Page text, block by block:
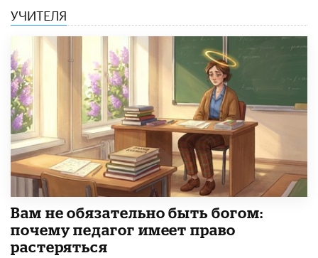
УЧИТЕЛЯ
​Вам не обязательно быть богом:
почему педагог имеет право
растеряться